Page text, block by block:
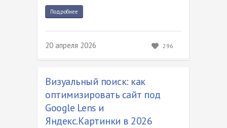
Подробнее
20 апреля 2026 296
Визуальный поиск: как
оптимизировать сайт под
Google Lens и
Яндекс.Картинки в 2026